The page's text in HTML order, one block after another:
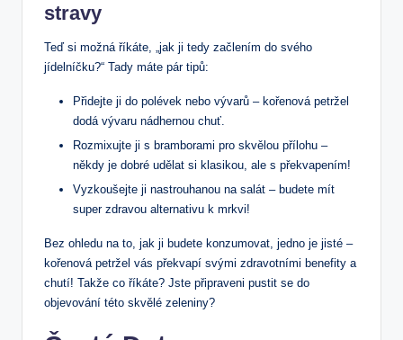
stravy
Teď si možná říkáte, „jak ji tedy začlením do svého
jídelníčku?“ Tady máte pár tipů:
Přidejte ji do polévek nebo vývarů – kořenová petržel
dodá vývaru nádhernou chuť.
Rozmixujte ji s bramborami pro skvělou přílohu –
někdy je dobré udělat si klasikou, ale s překvapením!
Vyzkoušejte ji nastrouhanou na salát – budete mít
super zdravou alternativu k mrkvi!
Bez ohledu na to, jak ji budete konzumovat, jedno je jisté –
kořenová petržel vás překvapí svými zdravotními benefity a
chutí! Takže co říkáte? Jste připraveni pustit se do
objevování této skvělé zeleniny?